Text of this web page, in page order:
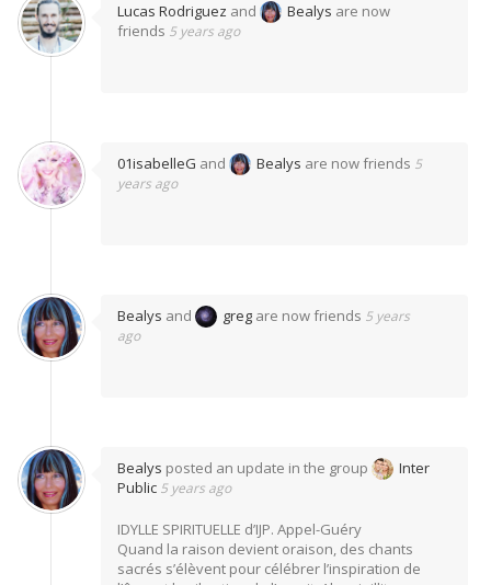
Lucas Rodriguez and Bealys are now
friends 5 years ago
01isabelleG and Bealys are now friends 5
years ago
Bealys and greg are now friends 5 years
ago
Bealys posted an update in the group
Inter
Public 5 years ago
IDYLLE SPIRITUELLE d’IJP. Appel-Guéry
Quand la raison devient oraison, des chants
sacrés s’élèvent pour célébrer l’inspiration de